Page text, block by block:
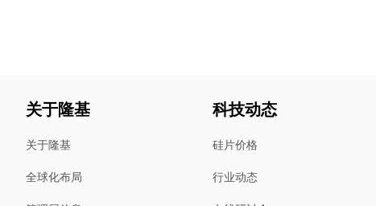
关于隆基
关于隆基
全球化布局
科技动态
硅片价格
行业动态